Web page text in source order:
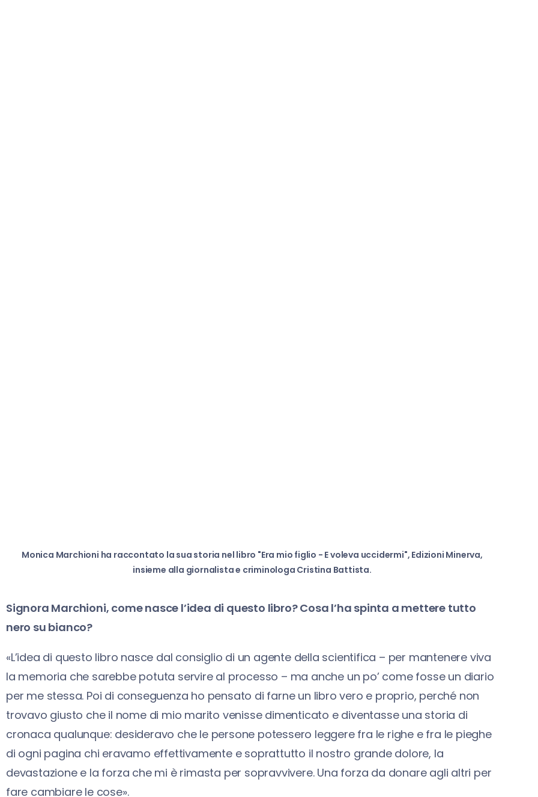
Monica Marchioni ha raccontato la sua storia nel libro "Era mio figlio - E voleva uccidermi", Edizioni Minerva,
insieme alla giornalista e criminologa Cristina Battista.
Signora Marchioni, come nasce l’idea di questo libro? Cosa l’ha spinta a mettere tutto
nero su bianco?
«L’idea di questo libro nasce dal consiglio di un agente della scientifica – per mantenere viva
la memoria che sarebbe potuta servire al processo – ma anche un po’ come fosse un diario
per me stessa. Poi di conseguenza ho pensato di farne un libro vero e proprio, perché non
trovavo giusto che il nome di mio marito venisse dimenticato e diventasse una storia di
cronaca qualunque: desideravo che le persone potessero leggere fra le righe e fra le pieghe
di ogni pagina chi eravamo effettivamente e soprattutto il nostro grande dolore, la
devastazione e la forza che mi è rimasta per sopravvivere. Una forza da donare agli altri per
fare cambiare le cose».